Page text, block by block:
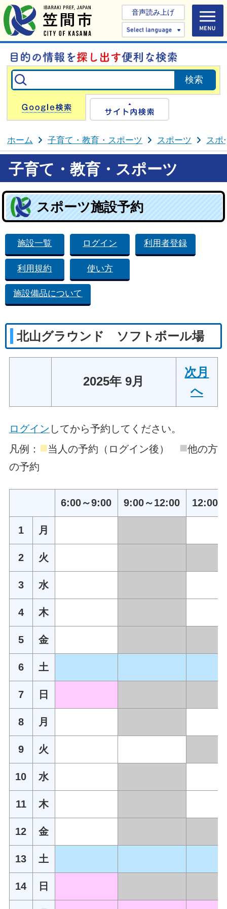
音声読み上げ
Select
Google検索
ホーム 子育て・教育・スポーツ スポーツ スポ
子育て・教育・スポーツ
スポーツ施設予約
施設一覧 ログイン 利用者登録
利用規約 使い方
施設備品について
北山グラウンド ソフトボール場
2025年 9月
次月
へ
ログイン してから予約してください。
凡例： ■当人の予約（ログイン後） ■他の方
の予約
6:00～9:00 9:00～12:00 12:00
1 月
2 火
3 水
4 木
5 金
6 土
7 日
8 月
9 火
10 水
11 木
12 金
13 土
14 日